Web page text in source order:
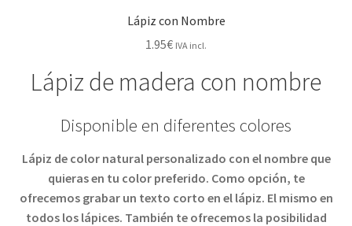
Lápiz con Nombre
1.95€ IVA incl.
Lápiz de madera con nombre
Disponible en diferentes colores
Lápiz de color natural personalizado con el nombre que
quieras en tu color preferido. Como opción, te
ofrecemos grabar un texto corto en el lápiz. El mismo en
todos los lápices. También te ofrecemos la posibilidad